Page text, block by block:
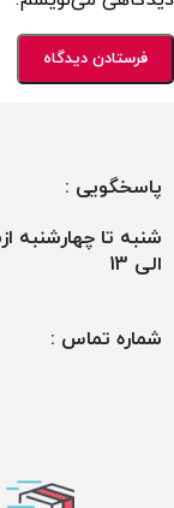
پاسخگویی :
الی 13
شماره تماس :